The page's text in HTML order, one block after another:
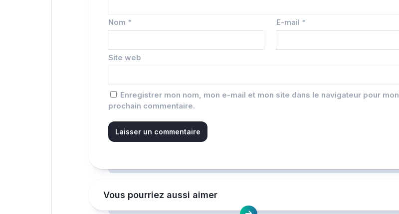
Nom * E-mail *
Site web
Enregistrer mon nom, mon e-mail et mon site dans le navigateur pour mon
prochain commentaire.
Vous pourriez aussi aimer